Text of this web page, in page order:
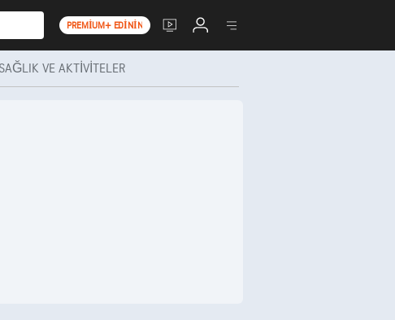
PREMIUM+ EDININ
SAĞLIK VE AKTIVITELER